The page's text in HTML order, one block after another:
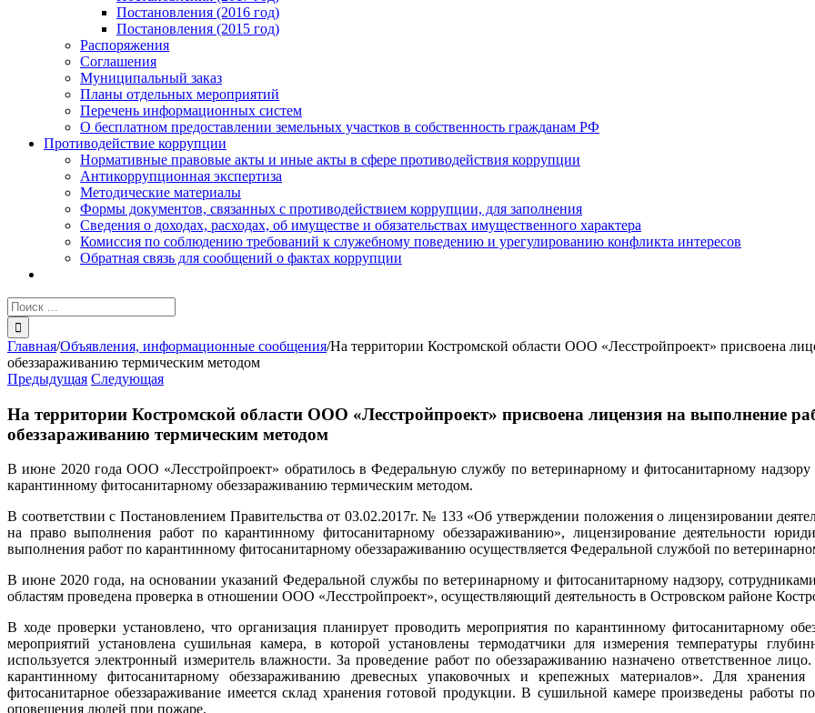
Постановления (2016 год)
Постановления (2015 год)
Распоряжения
Соглашения
Муниципальный заказ
Планы отдельных мероприятий
Перечень информационных систем
О бесплатном предоставлении земельных участков в собственность гражданам РФ
Противодействие коррупции
Нормативные правовые акты и иные акты в сфере противодействия коррупции
Антикоррупционная экспертиза
Методические материалы
Формы документов, связанных с противодействием коррупции, для заполнения
Сведения о доходах, расходах, об имуществе и обязательствах имущественного характера
Комиссия по соблюдению требований к служебному поведению и урегулированию конфликта интересов
Обратная связь для сообщений о фактах коррупции
Результат
поиска:
Главная/Объявления, информационные сообщения/На территории Костромской области ООО «Лесстройпроект» присвоена
обеззараживанию термическим методом
Предыдущая Следующая
На территории Костромской области ООО «Лесстройпроект» присвоена лицензия на выполнение
обеззараживанию термическим методом
В июне 2020 года ООО «Лесстройпроект» обратилось в Федеральную службу по ветеринарному и фитосанитарному
карантинному фитосанитарному обеззараживанию термическим методом.
В соответствии с Постановлением Правительства от 03.02.2017г. № 133 «Об утверждении положения о лицензировании
на право выполнения работ по карантинному фитосанитарному обеззараживанию», лицензирование деятельности
выполнения работ по карантинному фитосанитарному обеззараживанию осуществляется Федеральной службой по
В июне 2020 года, на основании указаний Федеральной службы по ветеринарному и фитосанитарному надзору,
областям проведена проверка в отношении ООО «Лесстройпроект», осуществляющий деятельность в Островском районе
В ходе проверки установлено, что организация планирует проводить мероприятия по карантинному фитосанитарному
мероприятий установлена сушильная камера, в которой установлены термодатчики для измерения температуры
используется электронный измеритель влажности. За проведение работ по обеззараживанию назначено ответственное
карантинному фитосанитарному обеззараживанию древесных упаковочных и крепежных материалов». Для хранения
фитосанитарное обеззараживание имеется склад хранения готовой продукции. В сушильной камере произведены работы
оповещения людей при пожаре.